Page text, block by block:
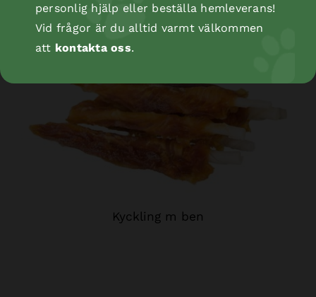
Kyckling m ben 3 för 25 kr
Kyckling m ben
personlig hjälp eller beställa hemleverans!
Vid frågor är du alltid varmt välkommen
att kontakta oss.